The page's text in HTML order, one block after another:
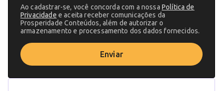
Ao cadastrar-se, você concorda com a nossa Política de
Privacidade e aceita receber comunicações da
Prosperidade Conteúdos, além de autorizar o
armazenamento e processamento dos dados fornecidos.
Enviar